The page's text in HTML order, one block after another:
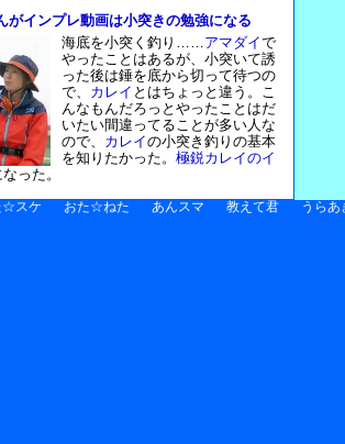
がインプレ動画は小突きの勉強になる
海底を小突く釣り……アマダイで
やったことはあるが、小突いて誘
った後は錘を底から切って待つの
で、 カレイ とはちょっと違う。こ
んなもんだろっとやったことはだ
いたい間違ってることが多い人な
ので、 カレイの小突き釣りの基本
を知りたかった。 極鋭カレイのイ
った。
☆スケ おた☆ねた あんスマ 教えて君 うらあ